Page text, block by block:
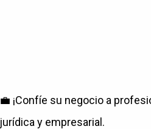
💼 ¡Confíe su negocio a
jurídica y empresarial.